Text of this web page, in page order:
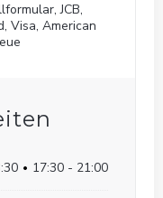
JCB,
Visa, American
• 17:30 - 21:00